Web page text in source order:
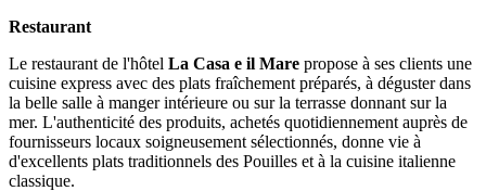
Restaurant
Le restaurant de l'hôtel La Casa e il Mare propose à ses clients une
cuisine express avec des plats fraîchement préparés, à déguster dans
la belle salle à manger intérieure ou sur la terrasse donnant sur la
mer. L'authenticité des produits, achetés quotidiennement auprès de
fournisseurs locaux soigneusement sélectionnés, donne vie à
d'excellents plats traditionnels des Pouilles et à la cuisine italienne
classique.